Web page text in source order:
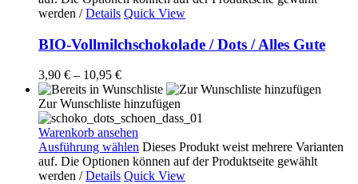
werden / Details Quick View
BIO-Vollmilchschokolade / Dots / Alles Gute
3,90 € – 10,95 €
Zur Wunschliste hinzufügen
Warenkorb ansehen
Ausführung wählen Dieses Produkt weist mehrere Varianten
auf. Die Optionen können auf der Produktseite gewählt
werden / Details Quick View